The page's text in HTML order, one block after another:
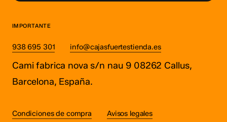
IMPORTANTE
938 695 301 info@cajasfuertestienda.es
Cami fabrica nova s/n nau 9 08262 Callus,
Barcelona, España.
Condiciones de compra
Avisos legales